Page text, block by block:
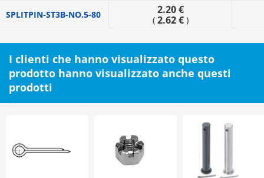
SPLITPIN-ST3B-NO.5-80 2.20 €
( 2.62 €)
I clienti che hanno visualizzato questo
prodotto hanno visualizzato anche questi
prodotti